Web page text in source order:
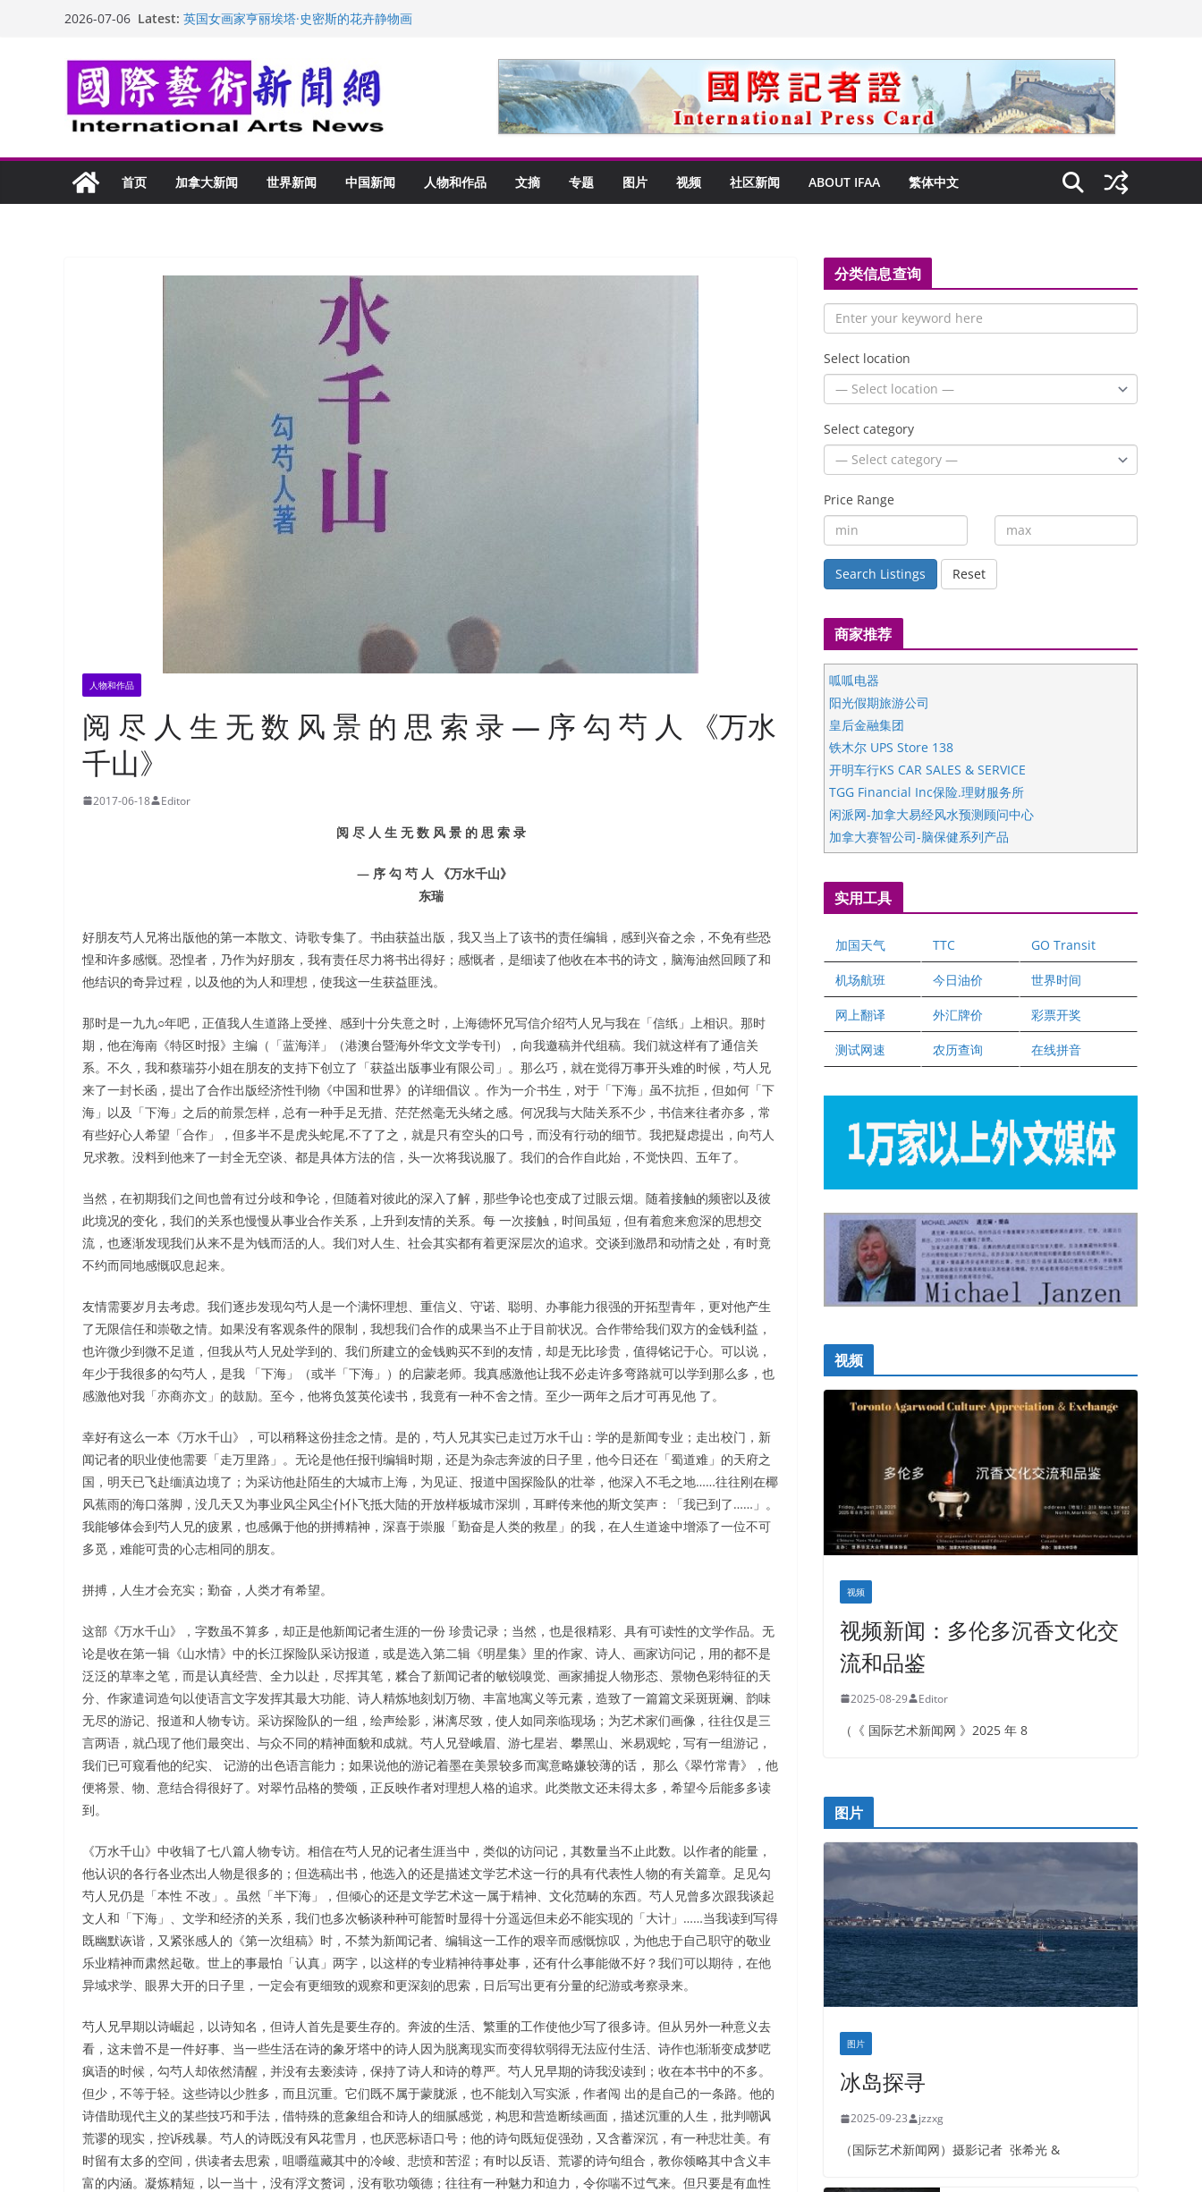
2026-07-06 Latest: 英国女画家亨丽埃塔·史密斯的花卉静物画
苏方 ：“字”得其乐
“梵心”归处：一场展览 连着攀枝花的千里乡愁
首页 加拿大新闻 世界新闻 中国新闻 人物和作品 文摘 专题 图片 视频 社区新闻 ABOUT IFAA 繁体中文
人物和作品
阅 尽 人 生 无 数 风 景 的 思 索 录 — 序 勾 芍 人 《万水
千山》
2017-06-18 Editor
阅 尽 人 生 无 数 风 景 的 思 索 录
— 序 勾 芍 人 《万水千山》
东瑞
好朋友芍人兄将出版他的第一本散文、诗歌专集了。书由获益出版，我又当上了该书的责任编辑，感到兴奋之余，不免有些恐
惶和许多感慨。恐惶者，乃作为好朋友，我有责任尽力将书出得好；感慨者，是细读了他收在本书的诗文，脑海油然回顾了和
他结识的奇异过程，以及他的为人和理想，使我这一生获益匪浅。
那时是一九九○年吧，正值我人生道路上受挫、感到十分失意之时，上海德怀兄写信介绍芍人兄与我在「信纸」上相识。那时
期，他在海南《特区时报》主编（「蓝海洋」（港澳台暨海外华文文学专刊），向我邀稿并代组稿。我们就这样有了通信关
系。不久，我和蔡瑞芬小姐在朋友的支持下创立了「获益出版事业有限公司」。那么巧，就在觉得万事开头难的时候，芍人兄
来了一封长函，提出了合作出版经济性刊物《中国和世界》的详细倡议 。作为一介书生，对于「下海」虽不抗拒，但如何「下
海」以及「下海」之后的前景怎样，总有一种手足无措、茫茫然毫无头绪之感。何况我与大陆关系不少，书信来往者亦多，常
有些好心人希望「合作」，但多半不是虎头蛇尾,不了了之，就是只有空头的口号，而没有行动的细节。我把疑虑提出，向芍人
兄求教。没料到他来了一封全无空谈、都是具体方法的信，头一次将我说服了。我们的合作自此始，不觉快四、五年了。
当然，在初期我们之间也曾有过分歧和争论，但随着对彼此的深入了解，那些争论也变成了过眼云烟。随着接触的频密以及彼
此境况的变化，我们的关系也慢慢从事业合作关系，上升到友情的关系。每 一次接触，时间虽短，但有着愈来愈深的思想交
流，也逐渐发现我们从来不是为钱而活的人。我们对人生、社会其实都有着更深层次的追求。交谈到激昂和动情之处，有时竟
不约而同地感慨叹息起来。
友情需要岁月去考虑。我们逐步发现勾芍人是一个满怀理想、重信义、守诺、聪明、办事能力很强的开拓型青年，更对他产生
了无限信任和崇敬之情。如果没有客观条件的限制，我想我们合作的成果当不止于目前状况。合作带给我们双方的金钱利益，
也许微少到微不足道，但我从芍人兄处学到的、我们所建立的金钱购买不到的友情，却是无比珍贵，值得铭记于心。可以说，
年少于我很多的勾芍人，是我 「下海」（或半「下海」）的启蒙老师。我真感激他让我不必走许多弯路就可以学到那么多，也
感激他对我「亦商亦文」的鼓励。至今，他将负笈英伦读书，我竟有一种不舍之情。至少一两年之后才可再见他 了。
幸好有这么一本《万水千山》，可以稍释这份挂念之情。是的，芍人兄其实已走过万水千山：学的是新闻专业；走出校门，新
闻记者的职业使他需要「走万里路」。无论是他任报刊编辑时期，还是为杂志奔波的日子里，他今日还在「蜀道难」的天府之
国，明天已飞赴缅滇边境了；为采访他赴陌生的大城市上海，为见证、报道中国探险队的壮举，他深入不毛之地……往往刚在椰
风蕉雨的海口落脚，没几天又为事业风尘风尘仆仆飞抵大陆的开放样板城市深圳，耳畔传来他的斯文笑声：「我已到了……」。
我能够体会到芍人兄的疲累，也感佩于他的拼搏精神，深喜于崇服「勤奋是人类的救星」的我，在人生道途中增添了一位不可
多觅，难能可贵的心志相同的朋友。
拼搏，人生才会充实；勤奋，人类才有希望。
这部《万水千山》，字数虽不算多，却正是他新闻记者生涯的一份 珍贵记录；当然，也是很精彩、具有可读性的文学作品。无
论是收在第一辑《山水情》中的长江探险队采访报道，或是选入第二辑《明星集》里的作家、诗人、画家访问记，用的都不是
泛泛的草率之笔，而是认真经营、全力以赴，尽挥其笔，糅合了新闻记者的敏锐嗅觉、画家捕捉人物形态、景物色彩特征的天
分、作家遣词造句以使语言文字发挥其最大功能、诗人精炼地刻划万物、丰富地寓义等元素，造致了一篇篇文采斑斑斓、韵味
无尽的游记、报道和人物专访。采访探险队的一组，绘声绘影，淋漓尽致，使人如同亲临现场；为艺术家们画像，往往仅是三
言两语，就凸现了他们最突出、与众不同的精神面貌和成就。芍人兄登峨眉、游七星岩、攀黑山、米易观蛇，写有一组游记，
我们已可窥看他的纪实、 记游的出色语言能力；如果说他的游记着墨在美景较多而寓意略嫌较薄的话， 那么《翠竹常青》，他
便将景、物、意结合得很好了。对翠竹品格的赞颂，正反映作者对理想人格的追求。此类散文还未得太多，希望今后能多多读
到。
《万水千山》中收辑了七八篇人物专访。相信在芍人兄的记者生涯当中，类似的访问记，其数量当不止此数。以作者的能量，
他认识的各行各业杰出人物是很多的；但选稿出书，他选入的还是描述文学艺术这一行的具有代表性人物的有关篇章。足见勾
芍人兄仍是「本性 不改」。虽然「半下海」，但倾心的还是文学艺术这一属于精神、文化范畴的东西。芍人兄曾多次跟我谈起
文人和「下海」、文学和经济的关系，我们也多次畅谈种种可能暂时显得十分遥远但未必不能实现的「大计」……当我读到写得
既幽默诙谐，又紧张感人的《第一次组稿》时，不禁为新闻记者、编辑这一工作的艰辛而感慨惊叹，为他忠于自己职守的敬业
乐业精神而肃然起敬。世上的事最怕「认真」两字，以这样的专业精神待事处事，还有什么事能做不好？我们可以期待，在他
异域求学、眼界大开的日子里，一定会有更细致的观察和更深刻的思索，日后写出更有分量的纪游或考察录来。
芍人兄早期以诗崛起，以诗知名，但诗人首先是要生存的。奔波的生活、繁重的工作使他少写了很多诗。但从另外一种意义去
看，这未曾不是一件好事、当一些生活在诗的象牙塔中的诗人因为脱离现实而变得软弱得无法应付生活、诗作也渐渐变成梦呓
疯语的时候，勾芍人却依然清醒，并没有去亵渎诗，保持了诗人和诗的尊严。芍人兄早期的诗我没读到；收在本书中的不多。
但少，不等于轻。这些诗以少胜多，而且沉重。它们既不属于蒙胧派，也不能划入写实派，作者闯 出的是自己的一条路。他的
诗借助现代主义的某些技巧和手法，借特殊的意象组合和诗人的细腻感觉，构思和营造断续画面，描述沉重的人生，批判嘲讽
荒谬的现实，控诉残暴。芍人的诗既没有风花雪月，也厌恶标语口号；他的诗句既短促强劲，又含蓄深沉，有一种悲壮美。有
时留有太多的空间，供读者去思索，咀嚼蕴藏其中的冷峻、悲愤和苦涩；有时以反语、荒谬的诗句组合，教你领略其中含义丰
富的内涵。凝炼精短，以一当十，没有浮文赘词，没有歌功颂德；往往有一种魅力和迫力，令你喘不过气来。但只要是有血性
分类信息查询
Select location
Select category
Price Range
Search Listings Reset
商家推荐
呱呱电器
阳光假期旅游公司
皇后金融集团
铁木尔 UPS Store 138
开明车行KS CAR SALES & SERVICE
TGG Financial Inc保险.理财服务所
闲派网-加拿大易经风水预测顾问中心
加拿大赛智公司-脑保健系列产品
五星国艺拍卖及评估公司
国际注册执业营养师公会
爱德华连锁酒店万锦分店
健健宝公司
二十一世纪美联地产公司
全球趋势移民留学
盛达资本
正点印艺设计
实用工具
加国天气 TTC GO Transit
机场航班 今日油价 世界时间
网上翻译 外汇牌价 彩票开奖
测试网速 农历查询 在线拼音
视频
视频
视频新闻：多伦多沉香文化交
流和品鉴
2025-08-29 Editor
（《 国际艺术新闻网 》2025 年 8
图片
图片
冰岛探寻
2025-09-23 jzzxg
（国际艺术新闻网）摄影记者 张希光 &